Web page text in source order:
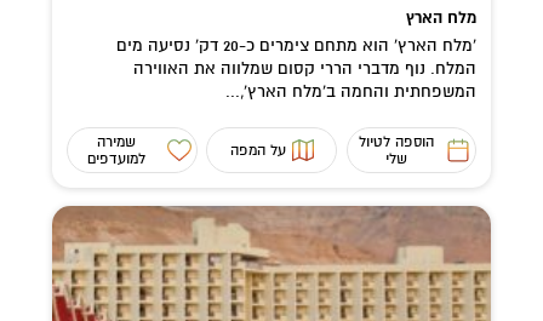
מלח הארץ
'מלח הארץ' הוא מתחם צימרים כ-20 דק' נסיעה מים
המלח. נוף מדברי הררי קסום שמלווה את האווירה
המשפחתית והחמה ב'מלח הארץ',...
הוספה לטיול
שלי
על המפה
שמירה
למועדפים